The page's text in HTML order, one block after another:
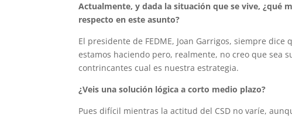
Actualmente, y dada la situación que se vive, ¿qué
respecto en este asunto?
El presidente de FEDME, Joan Garrigos, siempre
estamos haciendo pero, realmente, no creo que sea
contrincantes cual es nuestra estrategia.
¿Veis una solución lógica a corto medio plazo?
Pues difícil mientras la actitud del CSD no varíe,